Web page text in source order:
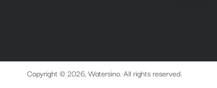
Copyright © 2026, Watersino. All rights reserved.